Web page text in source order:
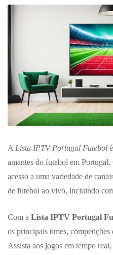
ALista IPTV Portugal Futebol
amantes do futebol em Portugal.
acesso a uma variedade de
de futebol ao vivo, incluindo
Com a Lista IPTV Portugal
os principais times, competições
Assista aos jogos em tempo